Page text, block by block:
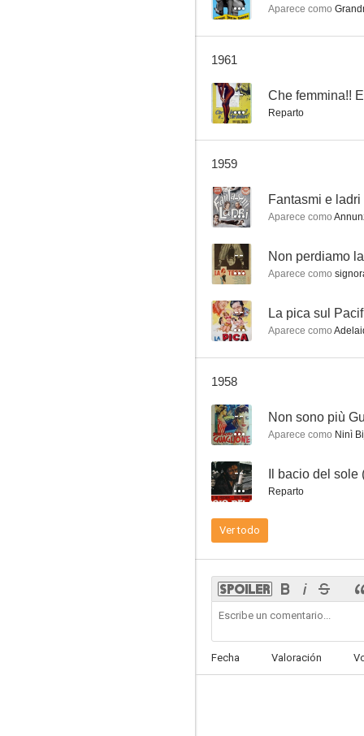
Non sono più Guaglione
El conde Max
--
Aparece como
1961
-- Che femmina!!
Reparto
1959
-- Fantasmi e ladri
Aparece como
-- Non perdiamo
Aparece como
-- La pica sul
Aparece como
1958
-- Non sono più
Aparece como Ninì
-- Il bacio del
Reparto
Ver todo
Fecha Valoración